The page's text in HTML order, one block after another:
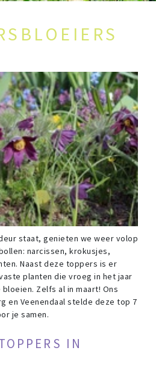
staat, genieten we weer volop
narcissen, krokusjes,
Naast deze toppers is er
planten die vroeg in het jaar
Zelfs al in maart! Ons
en Veenendaal stelde deze top 7
je samen.
IN